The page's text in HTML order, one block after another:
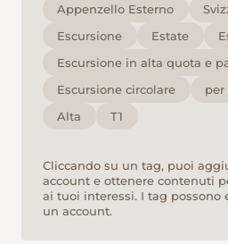
Appenzello Esterno
Escursione
Estate
Escursione in alta quota e
Escursione circolare
Alta
T1
Cliccando su un tag, puoi
account e ottenere contenuti
ai tuoi interessi. I tag possono
un account.